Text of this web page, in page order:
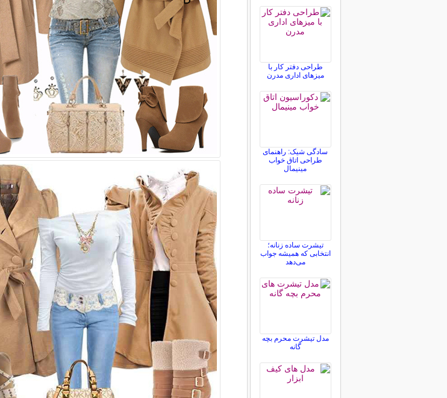
طراحی دفتر کار با
میزهای اداری مدرن
سادگی شیک: راهنمای
طراحی اتاق خواب
مینیمال
تیشرت ساده زنانه؛
انتخابی که همیشه جواب
می‌دهد
مدل تیشرت محرم بچه
گانه